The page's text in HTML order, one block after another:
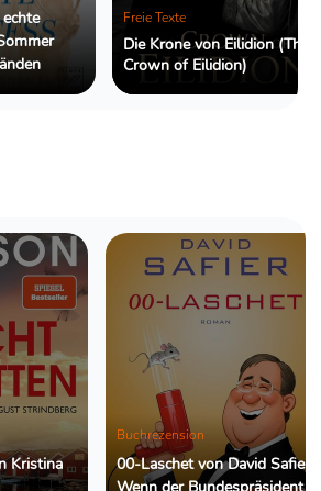
echte
Freie Texte
Die Krone von Eilidion (The
Crown of Eilidion)
Kristina
Buchrezension
00-Laschet von David Safier:
Wenn der Bundespräsident